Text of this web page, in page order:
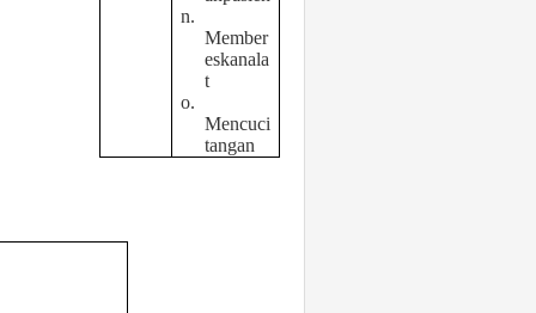
n.
Member
eskanala
t
o.
Mencuci
tangan